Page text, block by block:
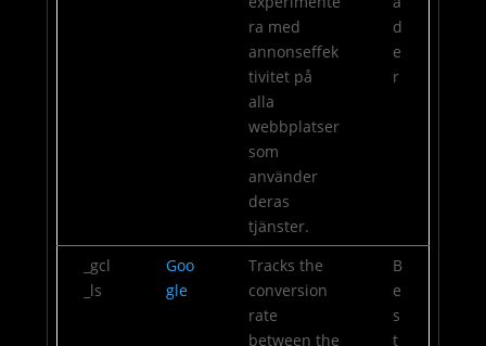
ra med
annonseffek
tivitet på
alla
webbplatser
som
använder
deras
tjänster.
d
e
r
_gcl
_ls
Goo
gle
Tracks the
conversion
rate
between the
B
e
s
t